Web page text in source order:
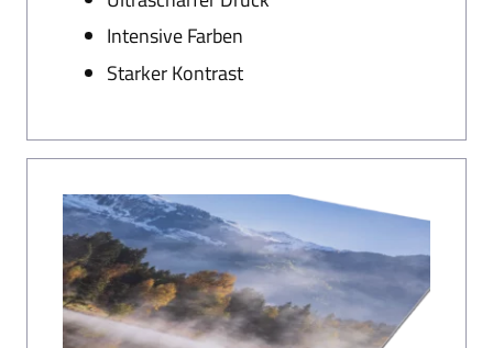
Kontakt
Intensive Farben
Starker Kontrast